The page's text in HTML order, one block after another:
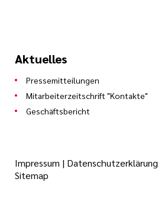
Aktuelles
Pressemitteilungen
Mitarbeiterzeitschrift "Kontakte"
Geschäftsbericht
Impressum | Datenschutzerklärung
Sitemap